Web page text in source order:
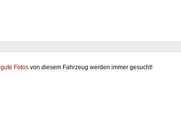
gute Fotos von diesem Fahrzeug werden immer gesucht!